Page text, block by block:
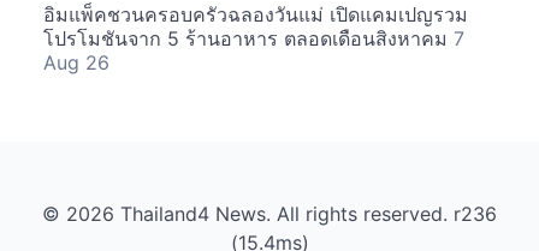
อิมแพ็คชวนครอบครัวฉลองวันแม่ เปิดแคมเปญรวม
โปรโมชันจาก 5 ร้านอาหาร ตลอดเดือนสิงหาคม 7
Aug 26
© 2026 Thailand4 News. All rights reserved. r236
(15.4ms)